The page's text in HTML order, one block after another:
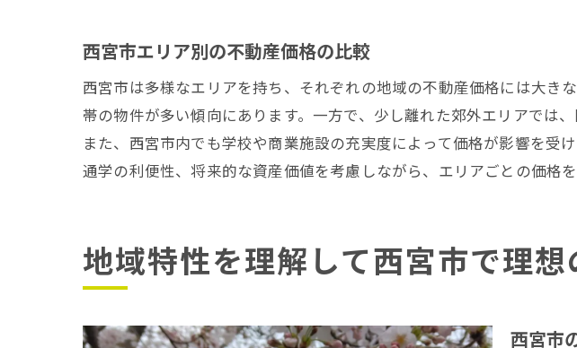
西宮市エリア別の不動産価格の比較
西宮市は多様なエリアを持ち、それぞれの地域の不動産価格には大き
帯の物件が多い傾向にあります。一方で、少し離れた郊外エリアでは
また、西宮市内でも学校や商業施設の充実度によって価格が影響を受
通学の利便性、将来的な資産価値を考慮しながら、エリアごとの価格
地域特性を理解して西宮市で理
西宮市